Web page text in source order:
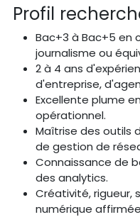
Profil
Bac+3 à Bac+5 en
journalisme ou
2 à 4 ans
d'entreprise,
Excellente plume
opérationnel.
Maîtrise des outils
de gestion de
Connaissance de
des analytics.
Créativité, rigueur,
numérique